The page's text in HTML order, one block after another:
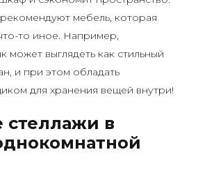
мебель, которая
то иное. Например,
может выглядеть как стильный
и при этом обладать
для хранения вещей внутри!
в